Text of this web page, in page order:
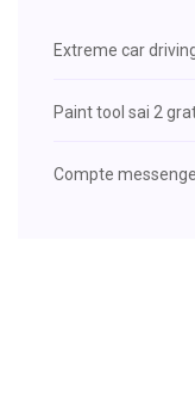
Extreme car
Paint tool sai 2
Compte